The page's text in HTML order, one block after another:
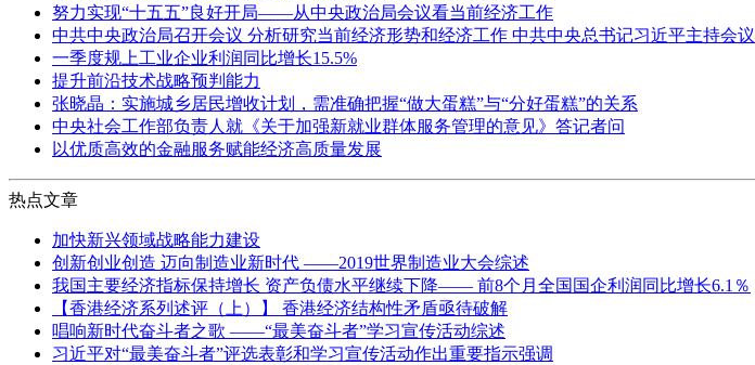
努力实现“十五五”良好开局——从中央政治局会议看当前经济工作
中共中央政治局召开会议 分析研究当前经济形势和经济工作 中共中央总书记习近平主持会议
一季度规上工业企业利润同比增长15.5%
提升前沿技术战略预判能力
张晓晶：实施城乡居民增收计划，需准确把握“做大蛋糕”与“分好蛋糕”的关系
中央社会工作部负责人就《关于加强新就业群体服务管理的意见》答记者问
以优质高效的金融服务赋能经济高质量发展
热点文章
加快新兴领域战略能力建设
创新创业创造 迈向制造业新时代 ——2019世界制造业大会综述
我国主要经济指标保持增长 资产负债水平继续下降—— 前8个月全国国企利润同比增长6.1％
【香港经济系列述评（上）】 香港经济结构性矛盾亟待破解
唱响新时代奋斗者之歌 ——“最美奋斗者”学习宣传活动综述
习近平对“最美奋斗者”评选表彰和学习宣传活动作出重要指示强调